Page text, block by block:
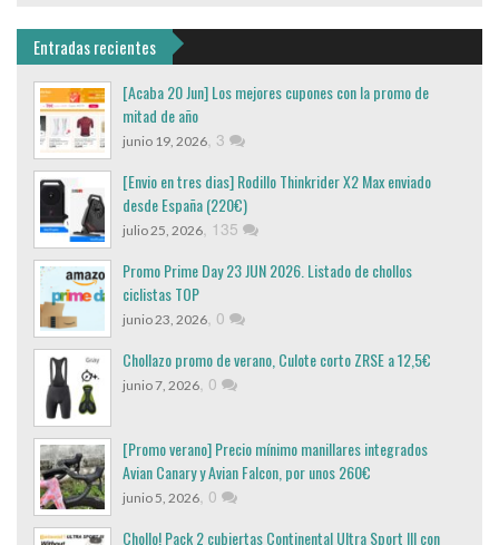
Entradas recientes
[Acaba 20 Jun] Los mejores cupones con la promo de
mitad de año
junio 19, 2026, 3
[Envio en tres dias] Rodillo Thinkrider X2 Max enviado
desde España (220€)
julio 25, 2026, 135
Promo Prime Day 23 JUN 2026. Listado de chollos
ciclistas TOP
junio 23, 2026, 0
Chollazo promo de verano, Culote corto ZRSE a 12,5€
junio 7, 2026, 0
[Promo verano] Precio mínimo manillares integrados
Avian Canary y Avian Falcon, por unos 260€
junio 5, 2026, 0
Chollo! Pack 2 cubiertas Continental Ultra Sport III con